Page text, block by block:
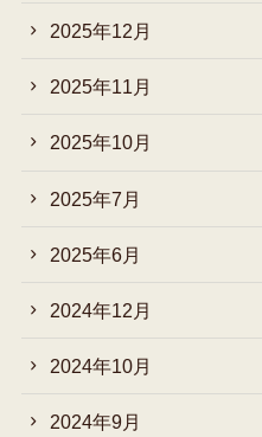
2025年12月
2025年11月
2025年10月
2025年7月
2025年6月
2024年12月
2024年10月
2024年9月